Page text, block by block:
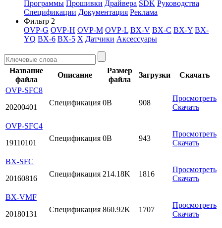
Программы Прошивки Драйвера SDK Руководства
Спецификации Документация Реклама
Фильтр 2
OVP-G OVP-H OVP-M OVP-L BX-V BX-C BX-Y BX-
YQ BX-6 BX-5 X Датчики Аксессуары
Название
файла
Описание
Размер
файла
Загрузки
Скачать
OVP-SFC8
20200401
Спецификация 0B 908
Просмотреть
Скачать
OVP-SFC4
19110101
Спецификация 0B 943
Просмотреть
Скачать
BX-SFC
20160816
Спецификация 214.18K 1816
Просмотреть
Скачать
BX-VMF
20180131
Спецификация 860.92K 1707
Просмотреть
Скачать